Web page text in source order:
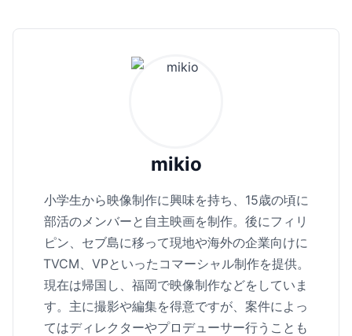
mikio
小学生から映像制作に興味を持ち、15歳の頃に
部活のメンバーと自主映画を制作。後にフィリ
ピン、セブ島に移って現地や海外の企業向けに
TVCM、VPといったコマーシャル制作を提供。
現在は帰国し、福岡で映像制作などをしていま
す。主に撮影や編集を得意ですが、案件によっ
てはディレクターやプロデューサー行うことも